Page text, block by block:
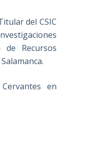
del CSIC
Recursos